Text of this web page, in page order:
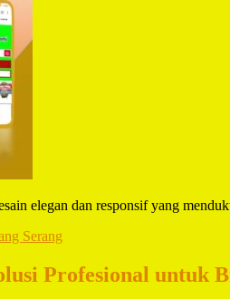
elegan dan responsif yang
Serang
Profesional untuk